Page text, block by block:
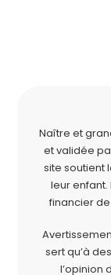
Naître et
et validée
site soutient
leur
financier
sert qu’à
l’opinion